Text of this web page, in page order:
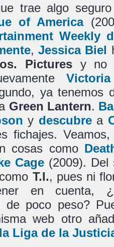
trae algo
of America
Weekly
,Jessica Biel
Picturesy no
ya tenemos
Green Lantern.
y descubrea
fichajes.
cosas como
Cage(2009). Del
T.I., pues ni
en cuenta,
de poco peso?
web otro
Liga de la